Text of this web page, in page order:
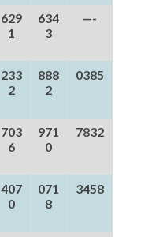
629
1
634
3
—-
233
2
888
2
0385
703
6
971
0
7832
407
0
071
8
3458